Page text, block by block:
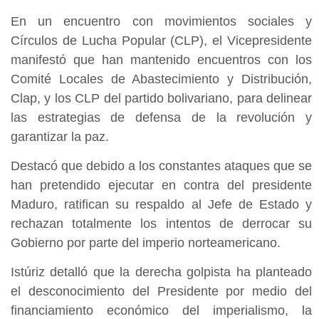
En un encuentro con movimientos sociales y
Círculos de Lucha Popular (CLP), el Vicepresidente
manifestó que han mantenido encuentros con los
Comité Locales de Abastecimiento y Distribución,
Clap, y los CLP del partido bolivariano, para delinear
las estrategias de defensa de la revolución y
garantizar la paz.
Destacó que debido a los constantes ataques que se
han pretendido ejecutar en contra del presidente
Maduro, ratifican su respaldo al Jefe de Estado y
rechazan totalmente los intentos de derrocar su
Gobierno por parte del imperio norteamericano.
Istúriz detalló que la derecha golpista ha planteado
el desconocimiento del Presidente por medio del
financiamiento económico del imperialismo, la